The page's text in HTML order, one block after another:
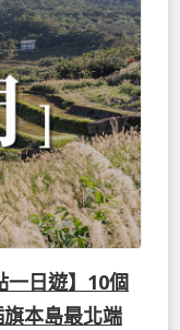
一日遊】10個
本島最北端